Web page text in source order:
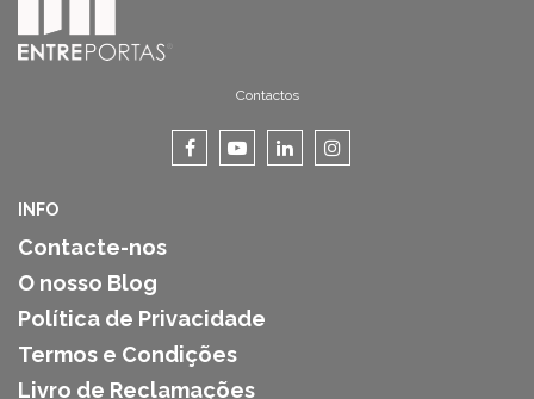
Contactos
INFO
Contacte-nos
O nosso Blog
Política de Privacidade
Termos e Condições
Livro de Reclamações